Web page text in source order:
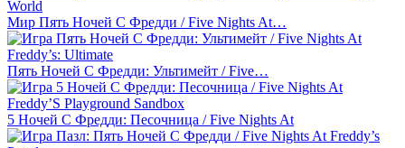
Мир Пять Ночей С Фредди / Five Nights At…
Пять Ночей С Фредди: Ультимейт / Five…
5 Ночей С Фредди: Песочница / Five Nights At